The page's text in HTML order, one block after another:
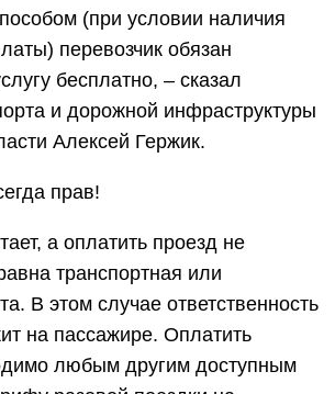
(при условии наличия
перевозчик обязан
бесплатно, – сказал
и дорожной инфраструктуры
Алексей Гержик.
прав!
а оплатить проезд не
транспортная или
В этом случае ответственность
на пассажире. Оплатить
любым другим доступным